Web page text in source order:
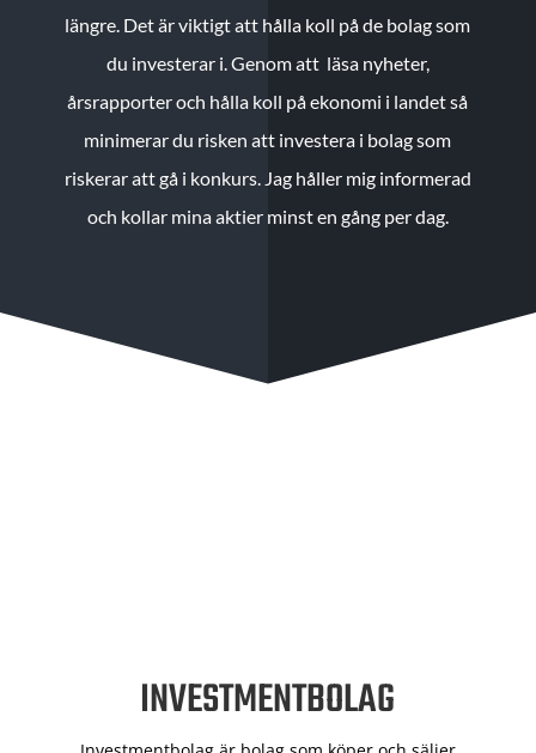
längre. Det är viktigt att hålla koll på de bolag som
du investerar i. Genom att läsa nyheter,
årsrapporter och hålla koll på ekonomi i landet så
minimerar du risken att investera i bolag som
riskerar att gå i konkurs. Jag håller mig informerad
och kollar mina aktier minst en gång per dag.
INVESTMENTBOLAG